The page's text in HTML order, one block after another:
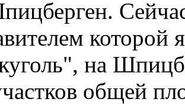
которой
на
общей